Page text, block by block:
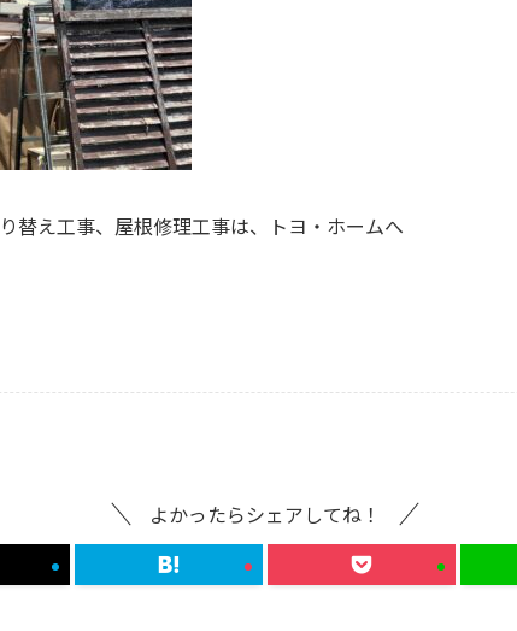
替え工事、屋根修理工事は、トヨ・ホームへ
よかったらシェアしてね！